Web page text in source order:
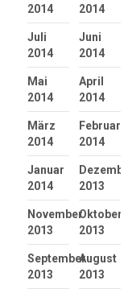
2014
2014
Juli
2014
Juni
2014
Mai
2014
April
2014
März
2014
Februar
2014
Januar
2014
2013
November
2013
Oktober
2013
September
2013
August
2013